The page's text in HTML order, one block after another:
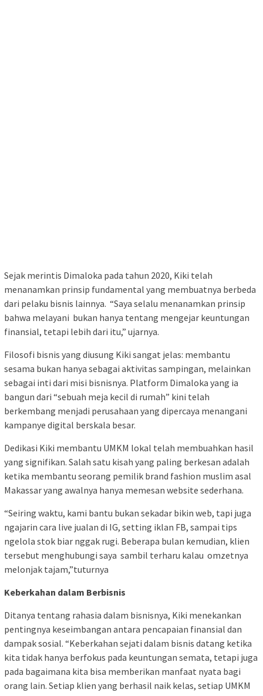
Sejak merintis Dimaloka pada tahun 2020, Kiki telah
menanamkan prinsip fundamental yang membuatnya berbeda
dari pelaku bisnis lainnya. “Saya selalu menanamkan prinsip
bahwa melayani bukan hanya tentang mengejar keuntungan
finansial, tetapi lebih dari itu,” ujarnya.
Filosofi bisnis yang diusung Kiki sangat jelas: membantu
sesama bukan hanya sebagai aktivitas sampingan, melainkan
sebagai inti dari misi bisnisnya. Platform Dimaloka yang ia
bangun dari “sebuah meja kecil di rumah” kini telah
berkembang menjadi perusahaan yang dipercaya menangani
kampanye digital berskala besar.
Dedikasi Kiki membantu UMKM lokal telah membuahkan hasil
yang signifikan. Salah satu kisah yang paling berkesan adalah
ketika membantu seorang pemilik brand fashion muslim asal
Makassar yang awalnya hanya memesan website sederhana.
“Seiring waktu, kami bantu bukan sekadar bikin web, tapi juga
ngajarin cara live jualan di IG, setting iklan FB, sampai tips
ngelola stok biar nggak rugi. Beberapa bulan kemudian, klien
tersebut menghubungi saya sambil terharu kalau omzetnya
melonjak tajam,”tuturnya
Keberkahan dalam Berbisnis
Ditanya tentang rahasia dalam bisnisnya, Kiki menekankan
pentingnya keseimbangan antara pencapaian finansial dan
dampak sosial. “Keberkahan sejati dalam bisnis datang ketika
kita tidak hanya berfokus pada keuntungan semata, tetapi juga
pada bagaimana kita bisa memberikan manfaat nyata bagi
orang lain. Setiap klien yang berhasil naik kelas, setiap UMKM